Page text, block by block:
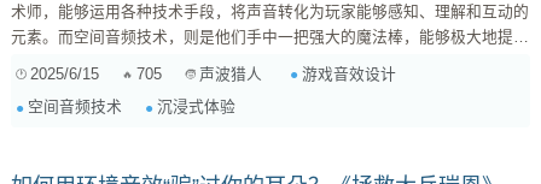
术师，能够运用各种技术手段，将声音转化为玩家能够感知、理解和互动的
元素。而空间音频技术，则是他们手中一把强大的魔法棒，能够极大地提升
模拟声音在三维空间中传播的技术。它不仅仅是左右声道的立体声，而是能
够让玩家感受到声音的方位、距离、高度，以及声音在不同环境中的反射和
2025/6/15 705 声波猎人
游戏音效设计
空间音频技术
沉浸式体验